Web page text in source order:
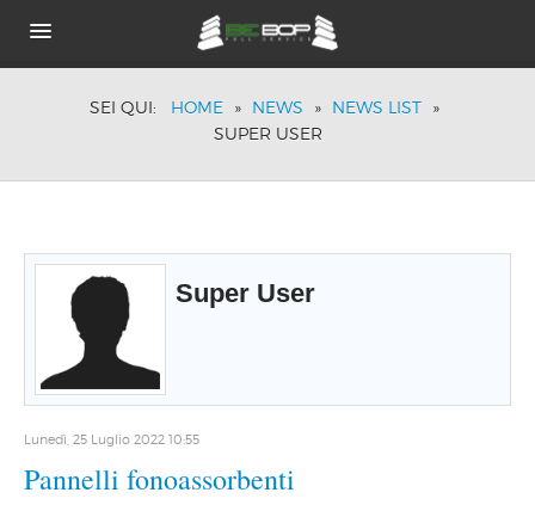
CHI SIAMO
BRANDS
DOVE SIAMO
SEI QUI: HOME » NEWS » NEWS LIST »
SUPER USER
Super User
Lunedì, 25 Luglio 2022 10:55
Pannelli fonoassorbenti